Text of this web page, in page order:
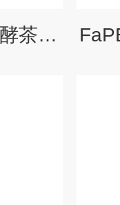
FaPEx茶叶专用柱发酵茶专用净化柱